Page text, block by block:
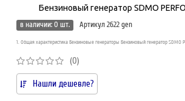
Бензиновый генератор SDMO
в наличии: 0 шт.
Артикул 2622 gen
1. Общая характеристика Бензиновые генераторы Бензиновый генератор SDMO
(0)
Нашли дешевле?